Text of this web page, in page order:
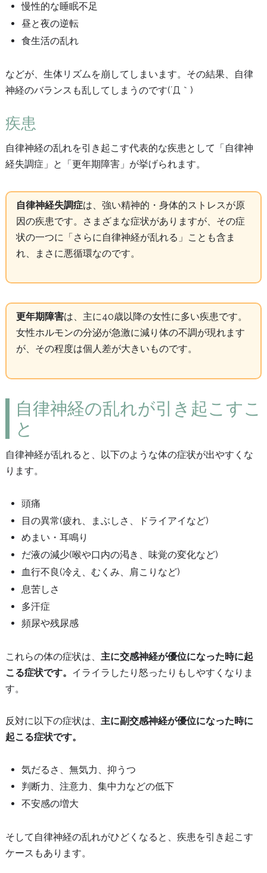
慢性的な睡眠不足
昼と夜の逆転
食生活の乱れ
などが、生体リズムを崩してしまいます。その結果、自律
神経のバランスも乱してしまうのです(´Д｀)
疾患
自律神経の乱れを引き起こす代表的な疾患として「自律神
経失調症」と「更年期障害」が挙げられます。
自律神経失調症は、強い精神的・身体的ストレスが原
因の疾患です。さまざまな症状がありますが、その症
状の一つに「さらに自律神経が乱れる」ことも含ま
れ、まさに悪循環なのです。
更年期障害は、主に40歳以降の女性に多い疾患です。
女性ホルモンの分泌が急激に減り体の不調が現れます
が、その程度は個人差が大きいものです。
自律神経の乱れが引き起こすこ
と
自律神経が乱れると、以下のような体の症状が出やすくな
ります。
頭痛
目の異常(疲れ、まぶしさ、ドライアイなど)
めまい・耳鳴り
だ液の減少(喉や口内の渇き、味覚の変化など)
血行不良(冷え、むくみ、肩こりなど)
息苦しさ
多汗症
頻尿や残尿感
これらの体の症状は、 主に交感神経が優位になった時に起
こる症状です。 イライラしたり怒ったりもしやすくなりま
す。
反対に以下の症状は、 主に副交感神経が優位になった時に
起こる症状です。
気だるさ、無気力、抑うつ
判断力、注意力、集中力などの低下
不安感の増大
そして自律神経の乱れがひどくなると、疾患を引き起こす
ケースもあります。